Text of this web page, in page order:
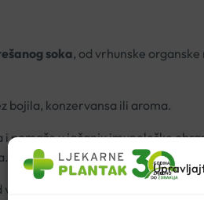
soka, od vrhunske
bojila, konzervansa ili aroma.
pomaže u jačanju imunološke
vrhunske mrkve i prvi je sok u